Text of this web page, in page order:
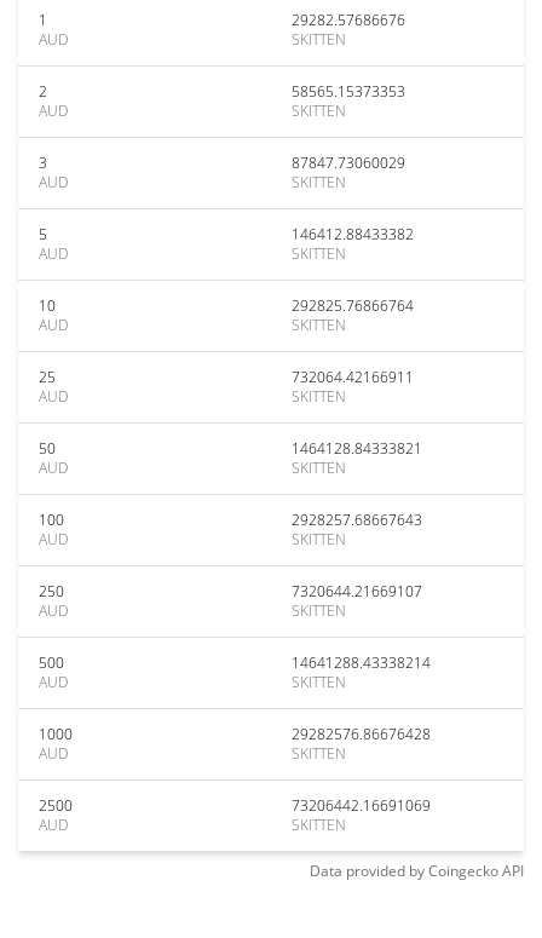
1
AUD
29282.57686676
SKITTEN
2
AUD
58565.15373353
SKITTEN
3
AUD
87847.73060029
SKITTEN
5
AUD
146412.88433382
SKITTEN
10
AUD
292825.76866764
SKITTEN
25
AUD
732064.42166911
SKITTEN
50
AUD
1464128.84333821
SKITTEN
100
AUD
2928257.68667643
SKITTEN
250
AUD
7320644.21669107
SKITTEN
500
AUD
14641288.43338214
SKITTEN
1000
AUD
29282576.86676428
SKITTEN
2500
AUD
73206442.16691069
SKITTEN
Data provided byCoingeckoAPI